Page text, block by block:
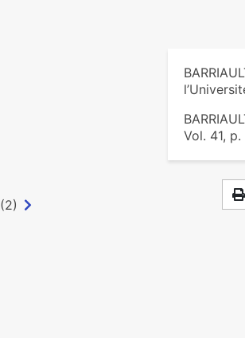
Vol. 41, p.
(2)